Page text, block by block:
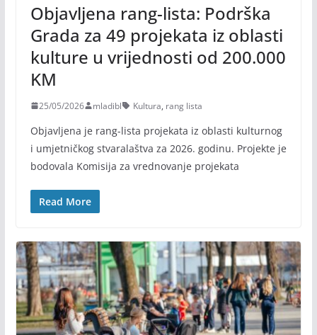
Objavljena rang-lista: Podrška
Grada za 49 projekata iz oblasti
kulture u vrijednosti od 200.000
KM
25/05/2026 mladibl Kultura, rang lista
Objavljena je rang-lista projekata iz oblasti kulturnog
i umjetničkog stvaralaštva za 2026. godinu. Projekte je
bodovala Komisija za vrednovanje projekata
Read More